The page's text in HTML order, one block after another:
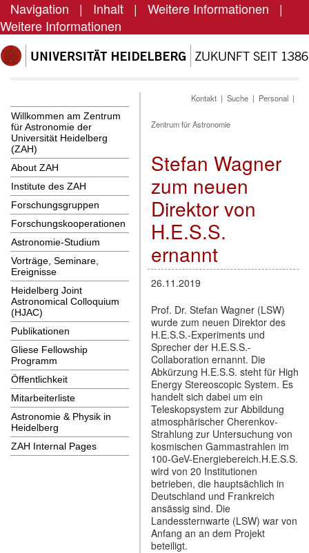
Navigation | Inhalt | Weitere Informationen |
Weitere Informationen
Willkommen am Zentrum
für Astronomie der
Universität Heidelberg
(ZAH)
About ZAH
Institute des ZAH
Forschungsgruppen
Forschungskooperationen
Astronomie-Studium
Vorträge, Seminare,
Ereignisse
Heidelberg Joint
Astronomical Colloquium
(HJAC)
Publikationen
Gliese Fellowship
Programm
Öffentlichkeit
Mitarbeiterliste
Astronomie & Physik in
Heidelberg
ZAH Internal Pages
Kontakt | Suche | Personal |
Zentrum für Astronomie
Stefan Wagner
zum neuen
Direktor von
H.E.S.S.
ernannt
26.11.2019
Prof. Dr. Stefan Wagner (LSW)
wurde zum neuen Direktor des
H.E.S.S.-Experiments und
Sprecher der H.E.S.S.-
Collaboration ernannt. Die
Abkürzung H.E.S.S. steht für High
Energy Stereoscopic System. Es
handelt sich dabei um ein
Teleskopsystem zur Abbildung
atmosphärischer Cherenkov-
Strahlung zur Untersuchung von
kosmischen Gammastrahlen im
100-GeV-Energiebereich.H.E.S.S.
wird von 20 Institutionen
betrieben, die hauptsächlich in
Deutschland und Frankreich
ansässig sind. Die
Landessternwarte (LSW) war von
Anfang an an dem Projekt
beteiligt.